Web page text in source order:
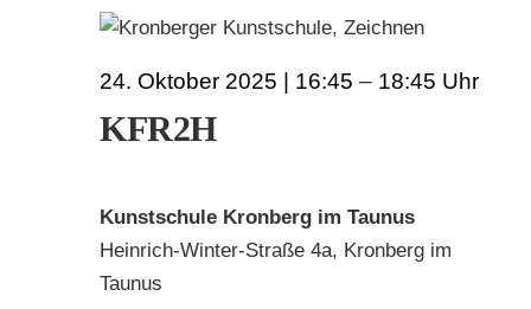
KFR2H
24. Oktober 2025 | 16:45 – 18:45
Kunstschule Kronberg im Taunus
Heinrich-Winter-Straße 4a, Kronberg im
Taunus